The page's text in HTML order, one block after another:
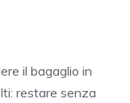
il bagaglio in
restare senza